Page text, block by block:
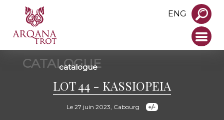
ENG
CATALOGUE
catalogue
LOT 44 - KASSIOPEIA
Le 27 juin 2023, Cabourg